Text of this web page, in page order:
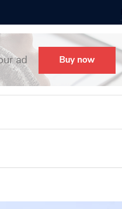
Todo listo para el Festival